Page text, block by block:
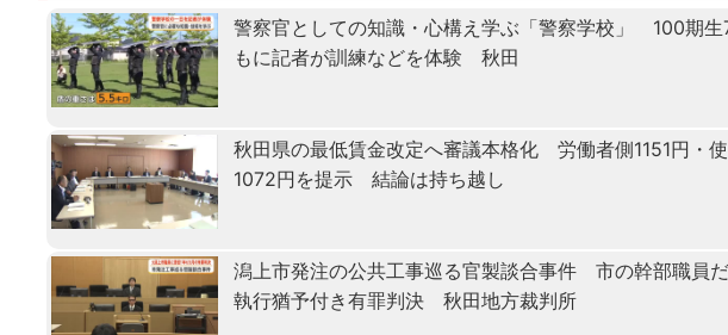
警察官としての知識・心構え学ぶ「警察学校」 100期生
もに記者が訓練などを体験 秋田
秋田県の最低賃金改定へ審議本格化 労働者側1151円・
1072円を提示 結論は持ち越し
潟上市発注の公共工事巡る官製談合事件 市の幹部職員
執行猶予付き有罪判決 秋田地方裁判所